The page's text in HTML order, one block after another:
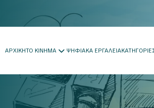
ΑΡΧΙΚΗΤΟ ΚΙΝΗΜΑ ΨΗΦΙΑΚΑ ΕΡΓΑΛΕΙΑ